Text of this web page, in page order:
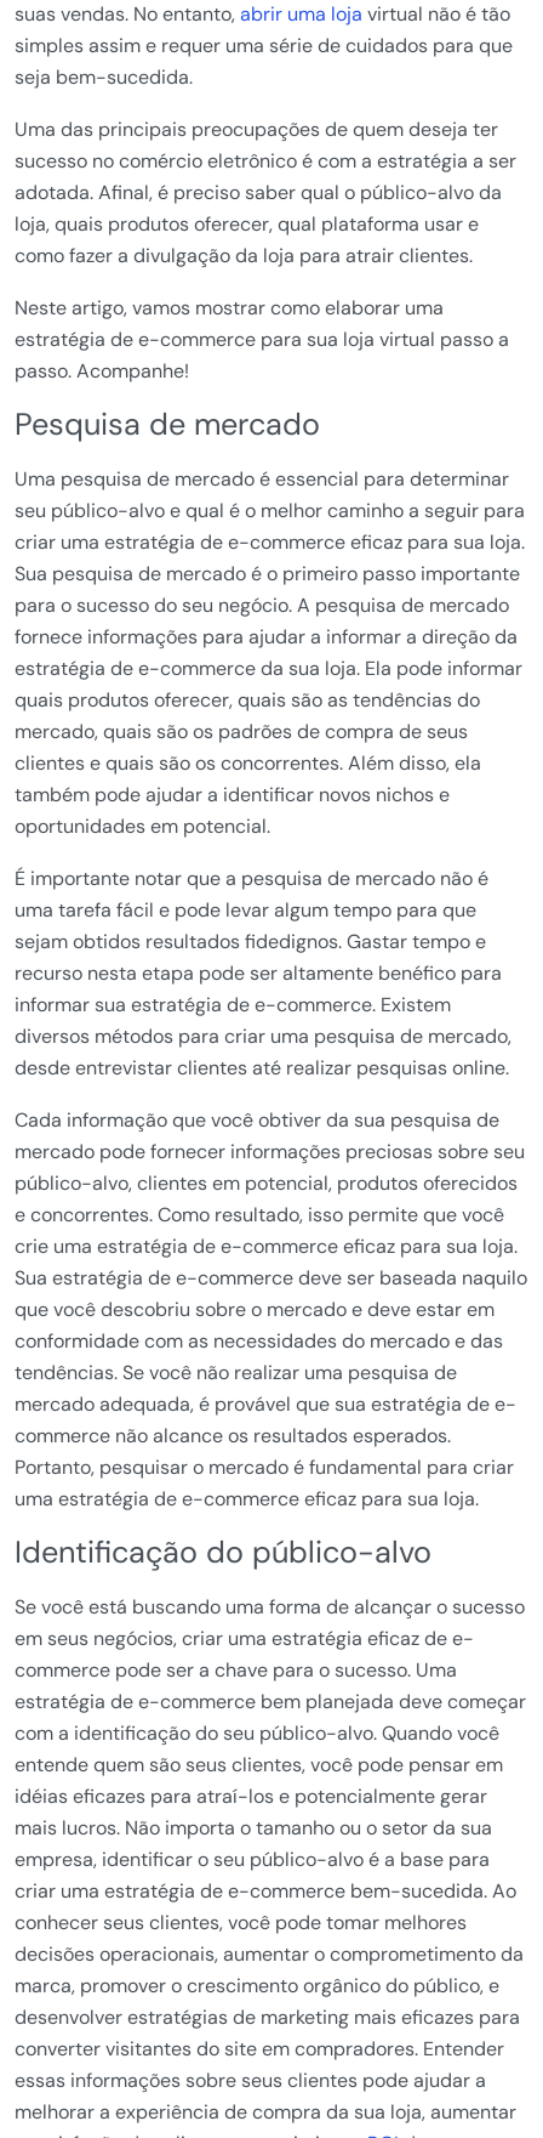
suas vendas. No entanto,abrir uma loja virtual não é tão
simples assim e requer uma série de cuidados para que
seja bem-sucedida.
Uma das principais preocupações de quem deseja ter
sucesso no comércio eletrônico é com a estratégia a ser
adotada. Afinal, é preciso saber qual o público-alvo da
loja, quais produtos oferecer, qual plataforma usar e
como fazer a divulgação da loja para atrair clientes.
Neste artigo, vamos mostrar como elaborar uma
estratégia de e-commerce para sua loja virtual passo a
passo. Acompanhe!
Pesquisa de mercado
Uma pesquisa de mercado é essencial para determinar
seu público-alvo e qual é o melhor caminho a seguir para
criar uma estratégia de e-commerce eficaz para sua loja.
Sua pesquisa de mercado é o primeiro passo importante
para o sucesso do seu negócio. A pesquisa de mercado
fornece informações para ajudar a informar a direção da
estratégia de e-commerce da sua loja. Ela pode informar
quais produtos oferecer, quais são as tendências do
mercado, quais são os padrões de compra de seus
clientes e quais são os concorrentes. Além disso, ela
também pode ajudar a identificar novos nichos e
oportunidades em potencial.
É importante notar que a pesquisa de mercado não é
uma tarefa fácil e pode levar algum tempo para que
sejam obtidos resultados fidedignos. Gastar tempo e
recurso nesta etapa pode ser altamente benéfico para
informar sua estratégia de e-commerce. Existem
diversos métodos para criar uma pesquisa de mercado,
desde entrevistar clientes até realizar pesquisas online.
Cada informação que você obtiver da sua pesquisa de
mercado pode fornecer informações preciosas sobre seu
público-alvo, clientes em potencial, produtos oferecidos
e concorrentes. Como resultado, isso permite que você
crie uma estratégia de e-commerce eficaz para sua loja.
Sua estratégia de e-commerce deve ser baseada naquilo
que você descobriu sobre o mercado e deve estar em
conformidade com as necessidades do mercado e das
tendências. Se você não realizar uma pesquisa de
mercado adequada, é provável que sua estratégia de e-
commerce não alcance os resultados esperados.
Portanto, pesquisar o mercado é fundamental para criar
uma estratégia de e-commerce eficaz para sua loja.
Identificação do público-alvo
Se você está buscando uma forma de alcançar o sucesso
em seus negócios, criar uma estratégia eficaz de e-
commerce pode ser a chave para o sucesso. Uma
estratégia de e-commerce bem planejada deve começar
com a identificação do seu público-alvo. Quando você
entende quem são seus clientes, você pode pensar em
idéias eficazes para atraí-los e potencialmente gerar
mais lucros. Não importa o tamanho ou o setor da sua
empresa, identificar o seu público-alvo é a base para
criar uma estratégia de e-commerce bem-sucedida. Ao
conhecer seus clientes, você pode tomar melhores
decisões operacionais, aumentar o comprometimento da
marca, promover o crescimento orgânico do público, e
desenvolver estratégias de marketing mais eficazes para
converter visitantes do site em compradores. Entender
essas informações sobre seus clientes pode ajudar a
melhorar a experiência de compra da sua loja, aumentar